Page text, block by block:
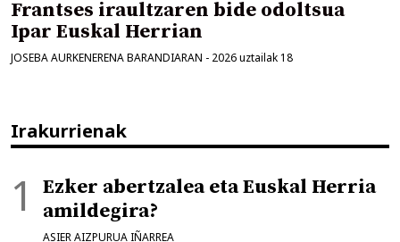
Frantses iraultzaren bide odoltsua
Ipar Euskal Herrian
JOSEBA AURKENERENA BARANDIARAN - 2026 uztailak 18
Irakurrienak
Ezker abertzalea eta Euskal Herria
amildegira?
ASIER AIZPURUA IÑARREA